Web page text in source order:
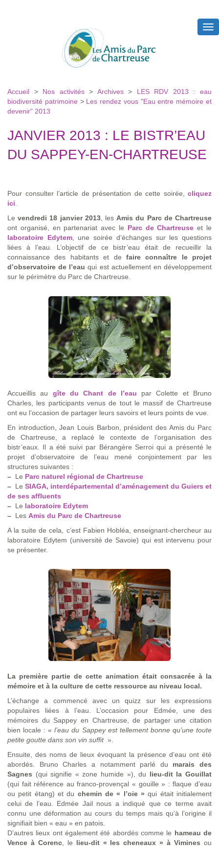
Accueil > Nos activités> Archives> LES RDV 2013 : eau
biodiversité patrimoine > Les rendez vous "Eau entre mémoire et
devenir" 2013
JANVIER 2013 : LE BISTR’EAU
DU SAPPEY-EN-CHARTREUSE
Pour consulter l’article de présentation de cette soirée, cliquez
ici.
Levendredi 18 janvier 2013, lesAmis du Parc de Chartreuse
ont organisé, en partenariat avec le Parc de Chartreuse et le
laboratoire Edytem, une soirée d’échanges sur les questions
liées à l’eau. L’objectif de ce bistr’eau était de recueillir la
connaissance des habitants et de faire connaître le projet
d’observatoire de l’eau qui est actuellement en développement
sur le périmètre du Parc de Chartreuse.
Accueillis au gîte du Chant de l’eau par Colette et Bruno
Charles, les participants venus de tout le massif de Chartreuse
ont eu l’occasion de partager leurs savoirs et leurs points de vue.
En introduction, Jean Louis Barbon, président des Amis du Parc
de Chartreuse, a replacé le contexte de l’organisation des
bistr’eaux. Il a été suivi par Bérangère Serroi qui a présenté le
projet d’observatoire de l’eau mené conjointement par les
structures suivantes :
– Le Parc naturel régional de Chartreuse
– Le SIAGA, interdépartemental d’aménagement du Guiers et
de ses affluents
– Le laboratoire Edytem
– Les Amis du Parc de Chartreuse
A la suite de cela, c’est Fabien Hobléa, enseignant-chercheur au
laboratoire Edytem (université de Savoie) qui est intervenu pour
se présenter.
La première partie de cette animation était consacrée à la
mémoire et à la culture de cette ressource au niveau local.
L’échange a commencé avec un quizz sur les expressions
populaires liées à l’eau. L’occasion pour Edmée, une des
mémoires du Sappey en Chartreuse, de partager une citation
bien locale : «l’eau du Sappey est tellement bonne qu’une toute
petite goutte dans son vin suffit ».
Ensuite, des noms de lieux évoquant la présence d’eau ont été
abordés. Bruno Charles a notamment parlé du marais des
Sagnes (qui signifie « zone humide »), du lieu-dit la Gouillat
(qui fait référence au franco-provençal « gouille » : flaque d’eau
ou petit étang) et du chemin de « l’oie » qui était initialement
celui de l’eau. Edmée Jail nous a indiqué que ce terme avait
connu une déformation au cours du temps mais qu’à l’origine il
signifiait bien « eau » en patois.
D’autres lieux ont également été abordés comme le hameau de
Vence à Corenc, le lieu-dit « les cheneaux » à Vimines ou